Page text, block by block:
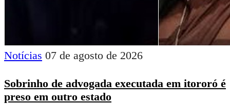
Notícias 07 de agosto de 2026
Sobrinho de advogada executada em itororó é
preso em outro estado